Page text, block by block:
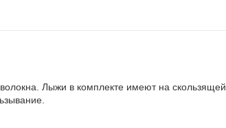
Лыжи в комплекте имеют на скользящей